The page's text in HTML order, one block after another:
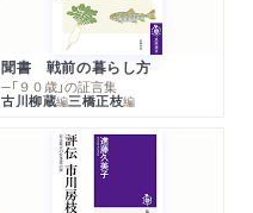
聞書 戦前の暮らし方
─「９０歳」の証言集
古川柳蔵編三橋正枝編